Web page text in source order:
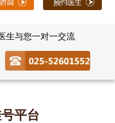
生与您一对一交流
平台